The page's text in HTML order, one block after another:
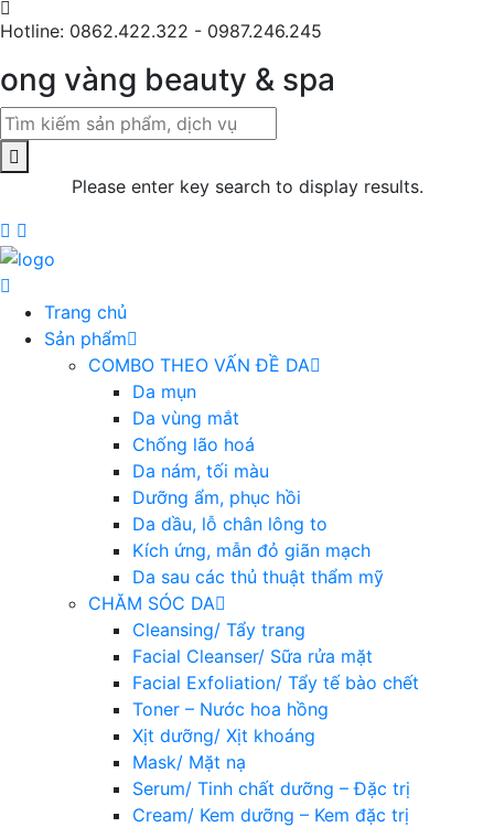
Hotline: 0862.422.322 - 0987.246.245
ong vàng beauty & spa
Please enter key search to display results.
Trang chủ
Sản phẩm
COMBO THEO VẤN ĐỀ DA
Da mụn
Da vùng mắt
Chống lão hoá
Da nám, tối màu
Dưỡng ẩm, phục hồi
Da dầu, lỗ chân lông to
Kích ứng, mẫn đỏ giãn mạch
Da sau các thủ thuật thẩm mỹ
CHĂM SÓC DA
Cleansing/ Tẩy trang
Facial Cleanser/ Sữa rửa mặt
Facial Exfoliation/ Tẩy tế bào chết
Toner – Nước hoa hồng
Xịt dưỡng/ Xịt khoáng
Mask/ Mặt nạ
Serum/ Tinh chất dưỡng – Đặc trị
Cream/ Kem dưỡng – Kem đặc trị